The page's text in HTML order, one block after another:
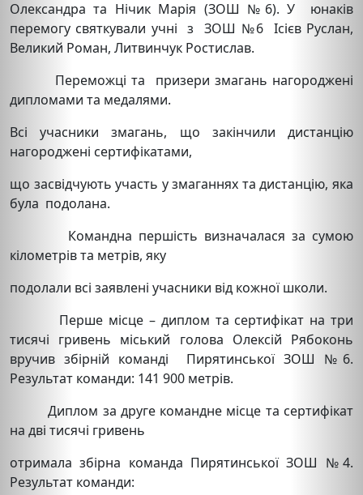
Олександра та Нічик Марія (ЗОШ №6). У юнаків
перемогу святкували учні з ЗОШ №6 Ісієв Руслан,
Великий Роман, Литвинчук Ростислав.
Переможці та призери змагань нагороджені
дипломами та медалями.
Всі учасники змагань, що закінчили дистанцію
нагороджені сертифікатами,
що засвідчують участь у змаганнях та дистанцію, яка
була подолана.
Командна першість визначалася за сумою
кілометрів та метрів, яку
подолали всі заявлені учасники від кожної школи.
Перше місце – диплом та сертифікат на три
тисячі гривень міський голова Олексій Рябоконь
вручив збірній команді Пирятинської ЗОШ №6.
Результат команди: 141 900 метрів.
Диплом за друге командне місце та сертифікат
на дві тисячі гривень
отримала збірна команда Пирятинської ЗОШ №4.
Результат команди: